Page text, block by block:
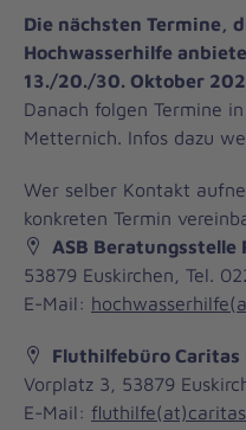
Die nächsten Termine,
Hochwasserhilfe
13./20./30. Oktober
Danach folgen Termine
Metternich. Infos dazu
Wer selber Kontakt
konkreten Termin
ASB Beratungsstelle
53879 Euskirchen, Tel.
E-Mail:
Fluthilfebüro Caritas
Vorplatz 3, 53879
E-Mail: